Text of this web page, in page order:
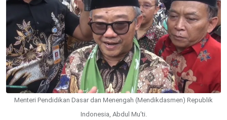
Menteri Pendidikan Dasar dan Menengah (Mendikdasmen) Republik
Indonesia, Abdul Mu’ti.